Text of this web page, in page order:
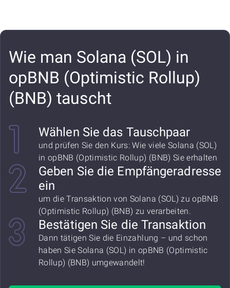
Wie man Solana (SOL) in
opBNB (Optimistic Rollup)
(BNB) tauscht
Wählen Sie das Tauschpaar
und prüfen Sie den Kurs: Wie viele Solana (SOL)
in opBNB (Optimistic Rollup) (BNB) Sie erhalten
Geben Sie die Empfängeradresse
ein
um die Transaktion von Solana (SOL) zu opBNB
(Optimistic Rollup) (BNB) zu verarbeiten.
Bestätigen Sie die Transaktion
Dann tätigen Sie die Einzahlung – und schon
haben Sie Solana (SOL) in opBNB (Optimistic
Rollup) (BNB) umgewandelt!